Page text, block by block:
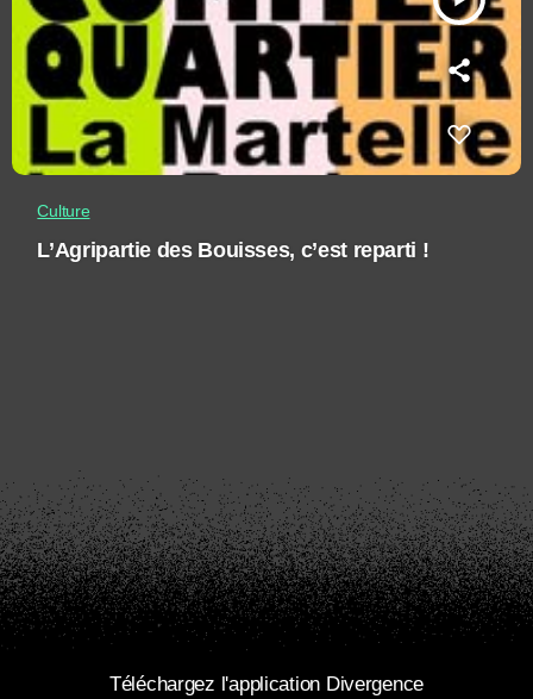
Culture
L’Agripartie des Bouisses, c’est reparti !
Téléchargez l'application Divergence